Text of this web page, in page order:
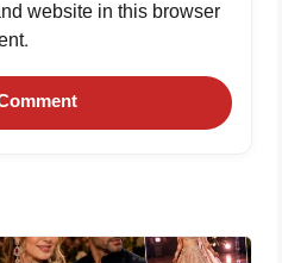
website in this browser